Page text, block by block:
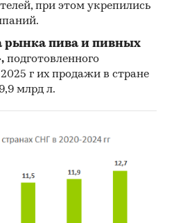
при этом укрепились
рынка пива и пивных
подготовленного
г их продажи в стране
млрд л.